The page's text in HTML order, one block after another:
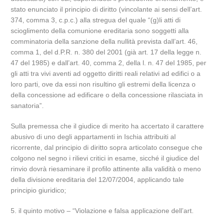
stato enunciato il principio di diritto (vincolante ai sensi dell’art.
374, comma 3, c.p.c.) alla stregua del quale “(g)li atti di
scioglimento della comunione ereditaria sono soggetti alla
comminatoria della sanzione della nullità prevista dall’art. 46,
comma 1, del d.P.R. n. 380 del 2001 (già art. 17 della legge n.
47 del 1985) e dall’art. 40, comma 2, della l. n. 47 del 1985, per
gli atti tra vivi aventi ad oggetto diritti reali relativi ad edifici o a
loro parti, ove da essi non risultino gli estremi della licenza o
della concessione ad edificare o della concessione rilasciata in
sanatoria”.
Sulla premessa che il giudice di merito ha accertato il carattere
abusivo di uno degli appartamenti in Ischia attribuiti al
ricorrente, dal principio di diritto sopra articolato consegue che
colgono nel segno i rilievi critici in esame, sicché il giudice del
rinvio dovrà riesaminare il profilo attinente alla validità o meno
della divisione ereditaria del 12/07/2004, applicando tale
principio giuridico;
5. il quinto motivo – “Violazione e falsa applicazione dell’art.